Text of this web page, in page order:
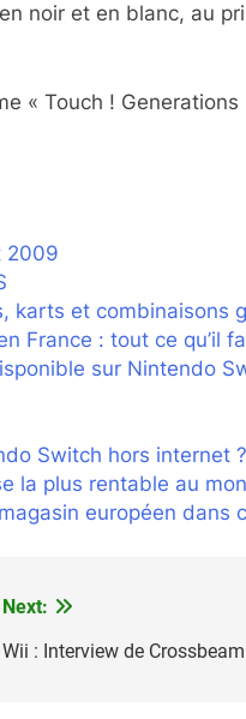
noir et en blanc, au
« Touch !
2009
karts et combinaisons
France : tout ce qu’il
sur Nintendo
Switch hors internet ?
la plus rentable au
européen dans
Next:
Wii : Interview de